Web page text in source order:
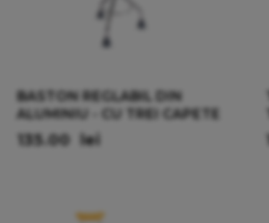
BASTON REGLABIL DIN
ALUMINIU - CU TREI CAPETE
135.00 lei